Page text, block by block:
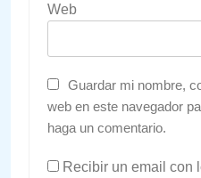
Web
Guardar mi nombre,
web en este navegador
haga un comentario.
Recibir un email con